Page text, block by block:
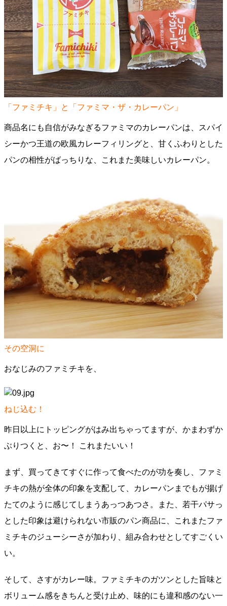
「ファミチキ」と「ファミマ・ザ・カレーパン」
商品名にも自信がみなぎるファミマのカレーパンは、スパイ
シーかつ王道の欧風カレーフィリングと、甘くふわりとした
パンの相性がばっちりな、これまた美味しいカレーパン。
その空洞に
おなじみのファミチキを、
ねじ込む！
昨日以上にトッピングがはみ出ちゃってますが、かまわずか
ぶりつくと、お〜！ これまたいい！
まず、買ってきてすぐに作って食べたのが功を奏し、ファミ
チキの熱が全体の印象を支配して、カレーパンまでもが揚げ
たてのように感じてしまうあっつあつさ。また、若干パサっ
とした印象は避けられない市販のパン商品に、これまたファ
ミチキのジューシーさが加わり、組み合わせとしてすごくい
い。
そして、さすがカレー味。ファミチキのガツンとした旨味と
ボリューム感をきちんと受け止め、味的にも違和感のない一